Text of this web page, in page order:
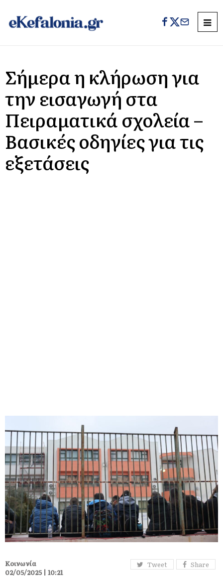
Σήμερα η κλήρωση για
την εισαγωγή στα
Πειραματικά σχολεία –
Βασικές οδηγίες για τις
εξετάσεις
Tweet Share
Κοινωνία
02/05/2025 | 10:21